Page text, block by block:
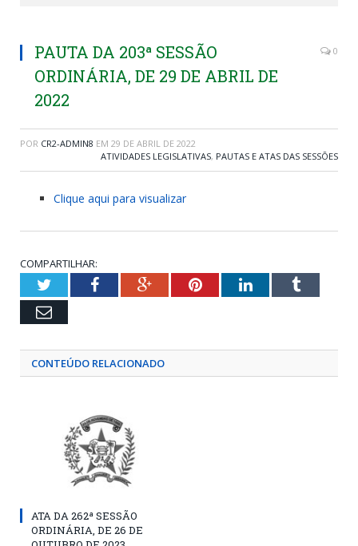
PAUTA DA 203ª SESSÃO
ORDINÁRIA, DE 29 DE ABRIL DE
2022
0
POR CR2-ADMIN8 EM 29 DE ABRIL DE 2022
ATIVIDADES LEGISLATIVAS, PAUTAS E ATAS DAS SESSÕES
Clique aqui para visualizar
COMPARTILHAR:
TwitterFacebookGoogle+PinterestLinkedInTumblr
Email
CONTEÚDO RELACIONADO
ATA DA 262ª SESSÃO
ORDINÁRIA, DE 26 DE